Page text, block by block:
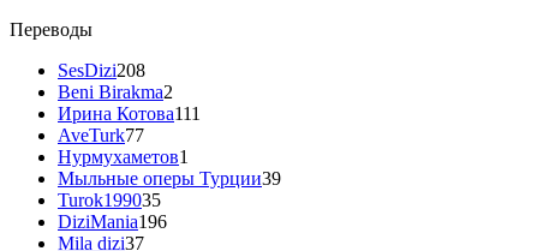
Переводы
SesDizi208
Beni Birakma2
Ирина Котова111
AveTurk77
Нурмухаметов1
Мыльные оперы Турции39
Turok199035
DiziMania196
Mila dizi37